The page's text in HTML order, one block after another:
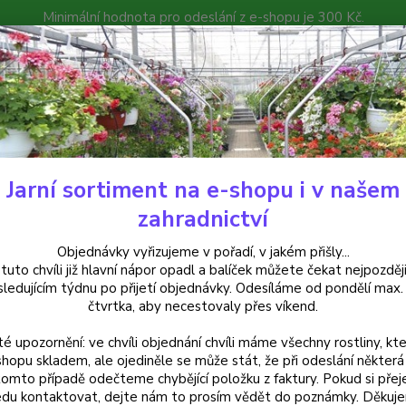
Minimální hodnota pro odeslání z e-shopu je 300 Kč.
můžete čekat nejpozději v následujícím týdnu po přijetí
Poradna Kontakty
Hledat
Fuchsie Achievement - cena za kus v 3-kusovém balení
- cena za kus v 3-
asi 80
květy
v
Jarní sortiment na e-shopu i v našem
zahradnictví
Objednávky vyřizujeme v pořadí, v jakém přišly...
chvíli již hlavní nápor opadl a balíček můžete čekat
týdnu po přijetí objednávky. Odesíláme od pondělí
čtvrtka, aby necestovaly přes víkend.
upozornění: ve chvíli objednání chvíli máme všechny rostliny,
skladem, ale ojediněle se může stát, že při odeslání některá
případě odečteme chybějící položku z faktury. Pokud si
kontaktovat, dejte nám to prosím vědět do poznámky.